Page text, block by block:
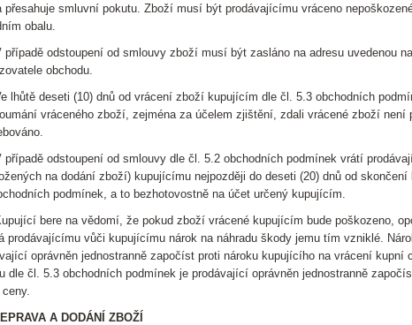
přesahuje smluvní pokutu. Zboží musí být prodávajícímu vráceno
obalu.
případě odstoupení od smlouvy zboží musí být zasláno na adresu uvedenou
obchodu.
lhůtě deseti (10) dnů od vrácení zboží kupujícím dle čl. 5.3 obchodních
vráceného zboží, zejména za účelem zjištění, zdali vrácené zboží není
případě odstoupení od smlouvy dle čl. 5.2 obchodních podmínek vrátí
na dodání zboží) kupujícímu nejpozději do deseti (20) dnů od
podmínek, a to bezhotovostně na účet určený kupujícím.
bere na vědomí, že pokud zboží vrácené kupujícím bude poškozeno,
prodávajícímu vůči kupujícímu nárok na náhradu škody jemu tím vzniklé.
oprávněn jednostranně započíst proti nároku kupujícího na vrácení kupní
dle čl. 5.3 obchodních podmínek je prodávající oprávněn jednostranně
ceny.
A DODÁNÍ ZBOŽÍ